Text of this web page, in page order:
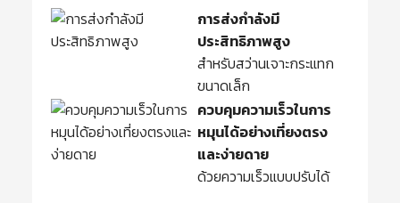
การส่งกำลังมี
ประสิทธิภาพสูง
สำหรับสว่านเจาะกระแทก
ขนาดเล็ก
ควบคุมความเร็วในการ
หมุนได้อย่างเที่ยงตรง
และง่ายดาย
ด้วยความเร็วแบบปรับได้